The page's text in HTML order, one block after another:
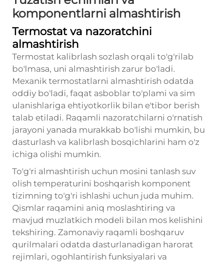
komponentlarni almashtirish
Termostat va nazoratchini
almashtirish
Termostat kalibrlash sozlash orqali to'g'rilab
bo'lmasa, uni almashtirish zarur bo'ladi.
Mexanik termostatlarni almashtirish odatda
oddiy bo'ladi, faqat asboblar to'plami va sim
ulanishlariga ehtiyotkorlik bilan e'tibor berish
talab etiladi. Raqamli nazoratchilarni o'rnatish
jarayoni yanada murakkab bo'lishi mumkin, bu
dasturlash va kalibrlash bosqichlarini ham o'z
ichiga olishi mumkin.
To'g'ri almashtirish uchun mosini tanlash suv
olish temperaturini boshqarish komponent
tizimning to'g'ri ishlashi uchun juda muhim.
Qismlar raqamini aniq moslashtiring va
mavjud muzlatkich modeli bilan mos kelishini
tekshiring. Zamonaviy raqamli boshqaruv
qurilmalari odatda dasturlanadigan harorat
rejimlari, ogohlantirish funksiyalari va